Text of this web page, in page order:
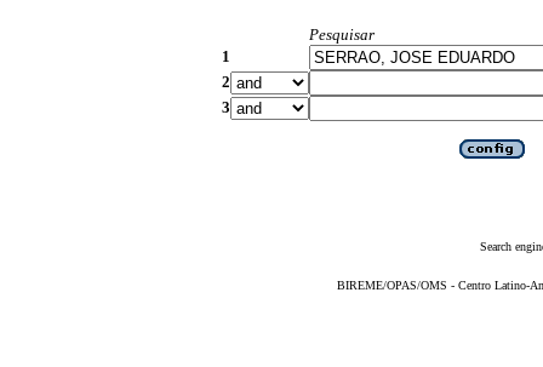
Pesquisar
1
2
3
Search
BIREME/OPAS/OMS - Centro Latino-